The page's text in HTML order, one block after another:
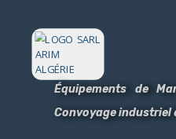
Équipements de
Convoyage industriel